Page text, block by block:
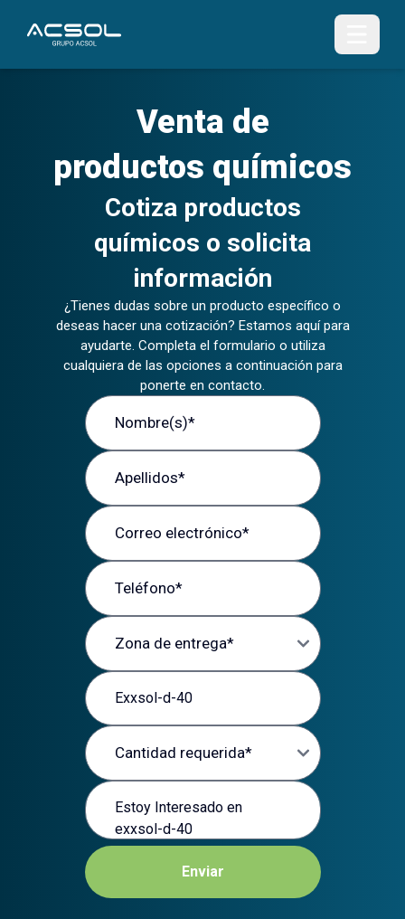
Venta de
productos químicos
Cotiza productos
químicos o solicita
información
¿Tienes dudas sobre un producto específico o
deseas hacer una cotización? Estamos aquí para
ayudarte. Completa el formulario o utiliza
cualquiera de las opciones a continuación para
ponerte en contacto.
Nombre (s)
Apellidos
Correo electrónico
Teléfono
Zona de entrega
Producto de interés
Cantidad requerida
Mensaje
Enviar